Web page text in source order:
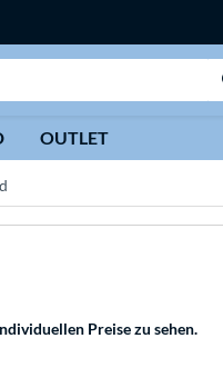
OUTLET
Preise zu sehen.